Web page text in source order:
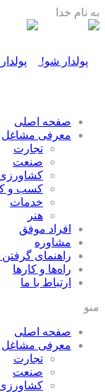
به نام خدا
صفحه اصلی
معرفی مشاغل
تجارت
صنعت
كسب و
خدمات
هنر
افراد موفق
مشاوره
راهنمای
راه‌ها و كارها
ارتباط با ما
منو
صفحه اصلی
معرفی مشاغل
تجارت
صنعت